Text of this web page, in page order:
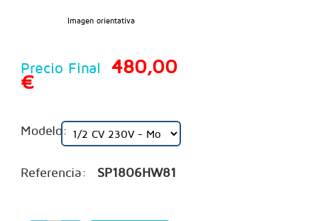
Imagen orientativa
Precio Final 480,00
€
Modelo:
Referencia: SP1806HW81